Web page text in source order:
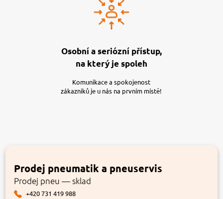
Osobní a seriózní přístup,
na který je spoleh
Komunikace a spokojenost
zákazníků je u nás na prvním místě!
Prodej pneumatik a pneuservis
Prodej pneu — sklad
+420 731 419 988